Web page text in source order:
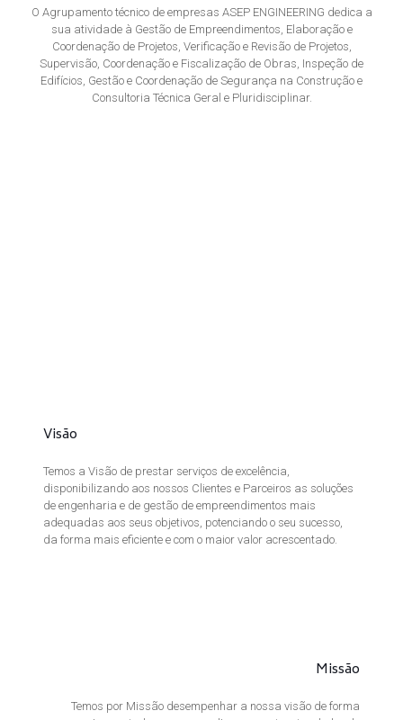
O Agrupamento técnico de empresas ASEP ENGINEERING dedica a
sua atividade à Gestão de Empreendimentos, Elaboração e
Coordenação de Projetos, Verificação e Revisão de Projetos,
Supervisão, Coordenação e Fiscalização de Obras, Inspeção de
Edifícios, Gestão e Coordenação de Segurança na Construção e
Consultoria Técnica Geral e Pluridisciplinar.
Visão
Temos a Visão de prestar serviços de excelência,
disponibilizando aos nossos Clientes e Parceiros as soluções
de engenharia e de gestão de empreendimentos mais
adequadas aos seus objetivos, potenciando o seu sucesso,
da forma mais eficiente e com o maior valor acrescentado.
Missão
Temos por Missão desempenhar a nossa visão de forma